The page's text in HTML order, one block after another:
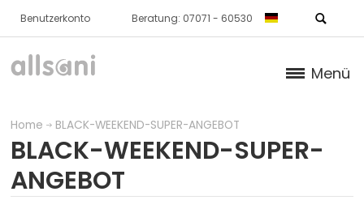
Benutzerkonto Beratung: 07071 - 60530
Menü
Bücher
Über Uns
Home BLACK-WEEKEND-SUPER-ANGEBOT
BLACK-WEEKEND-SUPER-
ANGEBOT